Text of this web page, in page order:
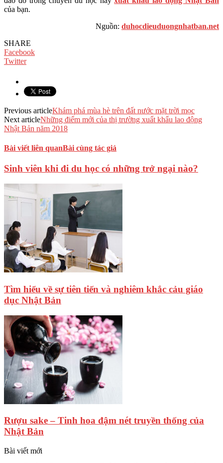
của bạn.
Nguồn: duhocdieuduongnhatban.net
SHARE
Facebook
Twitter
Previous articleKhám phá mùa hè trên đất nước mặt trời mọc
Next articleNhững điểm mới của thị trường xuất khẩu lao động
Nhật Bản năm 2018
Bài viết liên quanBài cùng tác giả
Sinh viên khi đi du học có những trở ngại nào?
Tìm hiểu về sự tiên tiến và nghiêm khắc cảu giáo
dục Nhật Bản
Rượu sake – Tinh hoa đậm nét truyền thống của
Nhật Bản
Bài viết mới